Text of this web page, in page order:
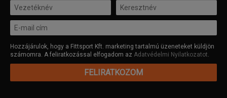
Hozzájárulok, hogy a Fittsport Kft. marketing tartalmú üzeneteket küldjön
számomra. A feliratkozással elfogadom az Adatvédelmi Nyilatkozatot.
FELIRATKOZOM